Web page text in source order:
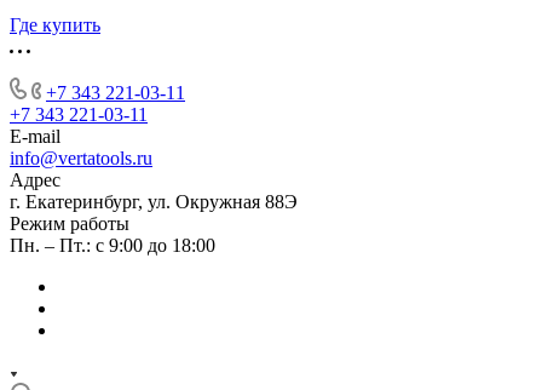
Где купить
+7 343 221-03-11
+7 343 221-03-11
E-mail
info@vertatools.ru
Адрес
г. Екатеринбург, ул. Окружная 88Э
Режим работы
Пн. – Пт.: с 9:00 до 18:00